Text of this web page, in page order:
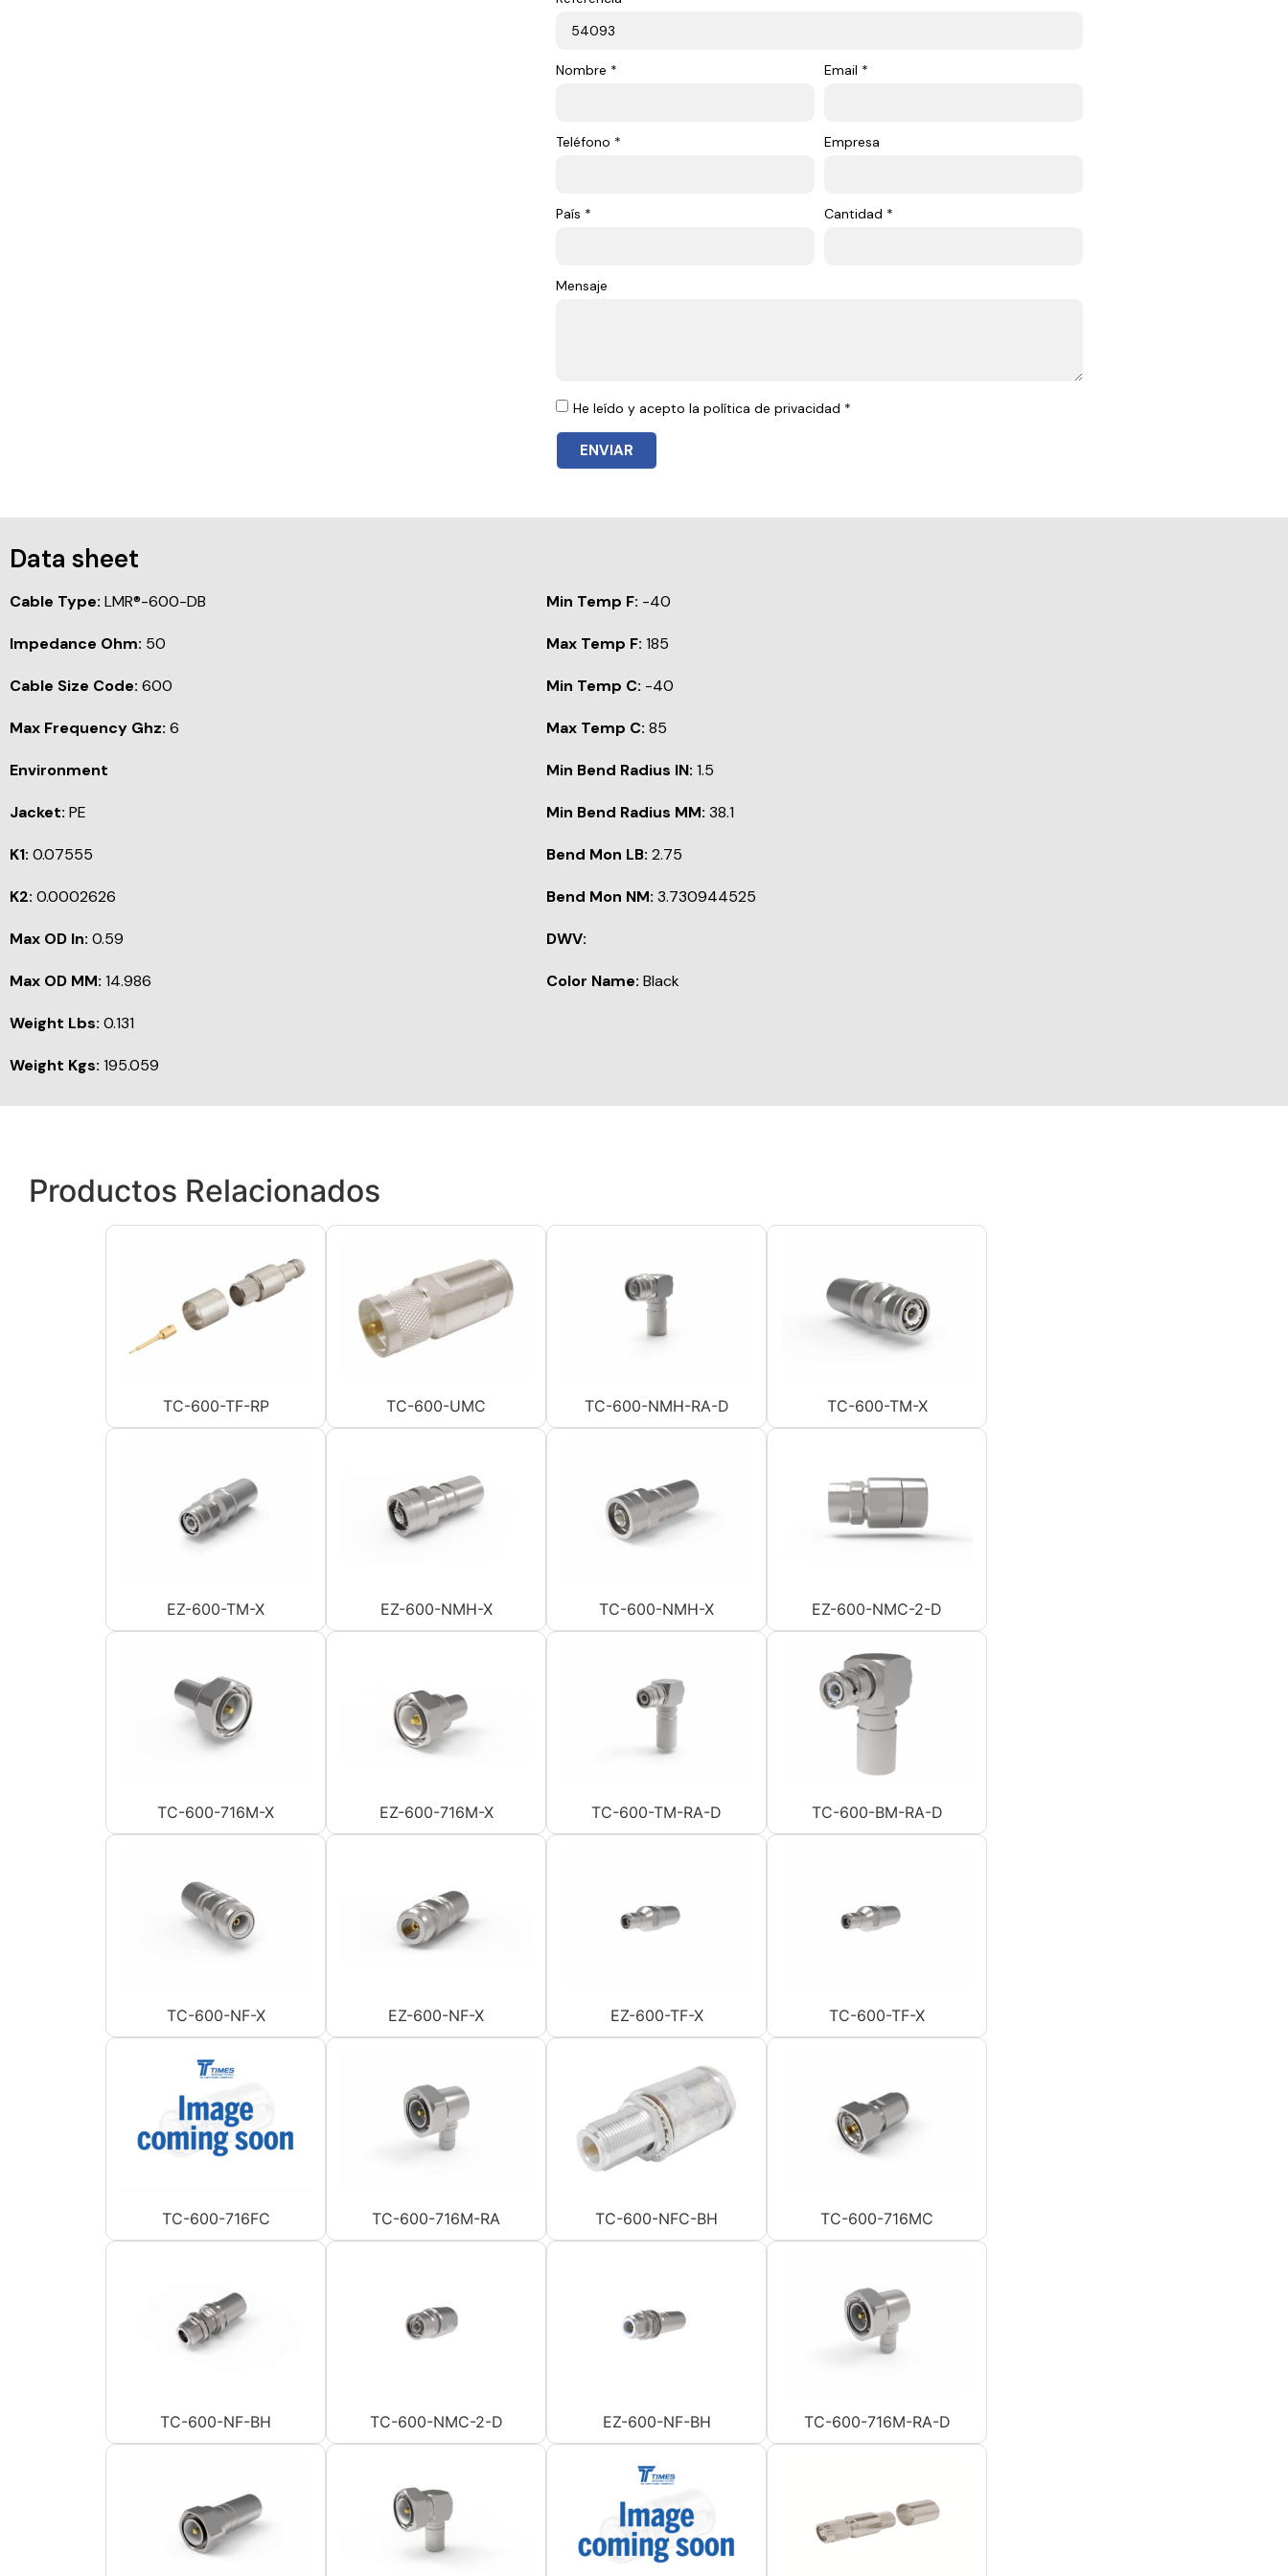
Nombre * Email *
Teléfono * Empresa
País * Cantidad *
Mensaje
He leído y acepto la política de privacidad *
ENVIAR
Data sheet
Cable Type: LMR®-600-DB
Impedance Ohm: 50
Cable Size Code: 600
Max Frequency Ghz: 6
Environment
Jacket: PE
K1: 0.07555
K2: 0.0002626
Max OD In: 0.59
Max OD MM: 14.986
Weight Lbs: 0.131
Weight Kgs: 195.059
Min Temp F: -40
Max Temp F: 185
Min Temp C: -40
Max Temp C: 85
Min Bend Radius IN: 1.5
Min Bend Radius MM: 38.1
Bend Mon LB: 2.75
Bend Mon NM: 3.730944525
DWV:
Color Name: Black
Productos Relacionados
TC-600-TF-RP TC-600-UMC TC-600-NMH-RA-D TC-600-TM-X
EZ-600-TM-X EZ-600-NMH-X TC-600-NMH-X EZ-600-NMC-2-D
TC-600-716M-X EZ-600-716M-X TC-600-TM-RA-D TC-600-BM-RA-D
TC-600-NF-X EZ-600-NF-X EZ-600-TF-X TC-600-TF-X
TC-600-716FC TC-600-716M-RA TC-600-NFC-BH TC-600-716MC
TC-600-NF-BH TC-600-NMC-2-D EZ-600-NF-BH TC-600-716M-RA-D